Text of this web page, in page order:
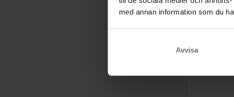
med annan information som du
Avvisa